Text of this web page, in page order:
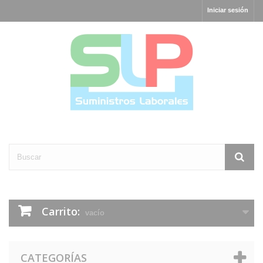
Iniciar sesión
Carrito: vacío
CATEGORÍAS